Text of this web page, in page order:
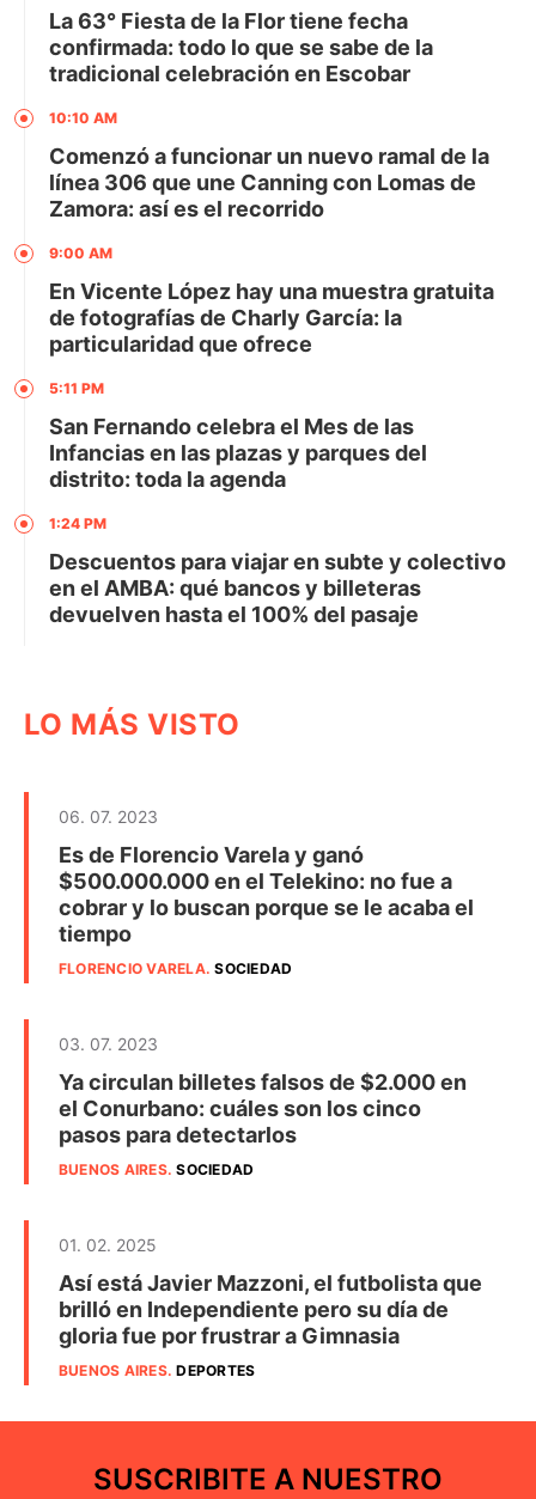
La 63° Fiesta de la Flor tiene fecha
confirmada: todo lo que se sabe de la
tradicional celebración en Escobar
10:10 AM
Comenzó a funcionar un nuevo ramal de la
línea 306 que une Canning con Lomas de
Zamora: así es el recorrido
9:00 AM
En Vicente López hay una muestra gratuita
de fotografías de Charly García: la
particularidad que ofrece
5:11 PM
San Fernando celebra el Mes de las
Infancias en las plazas y parques del
distrito: toda la agenda
1:24 PM
Descuentos para viajar en subte y colectivo
en el AMBA: qué bancos y billeteras
devuelven hasta el 100% del pasaje
LO MÁS VISTO
06. 07. 2023
Es de Florencio Varela y ganó
$500.000.000 en el Telekino: no fue a
cobrar y lo buscan porque se le acaba el
tiempo
FLORENCIO VARELA.SOCIEDAD
03. 07. 2023
Ya circulan billetes falsos de $2.000 en
el Conurbano: cuáles son los cinco
pasos para detectarlos
BUENOS AIRES.SOCIEDAD
01. 02. 2025
Así está Javier Mazzoni, el futbolista que
brilló en Independiente pero su día de
gloria fue por frustrar a Gimnasia
BUENOS AIRES.DEPORTES
SUSCRIBITE A NUESTRO